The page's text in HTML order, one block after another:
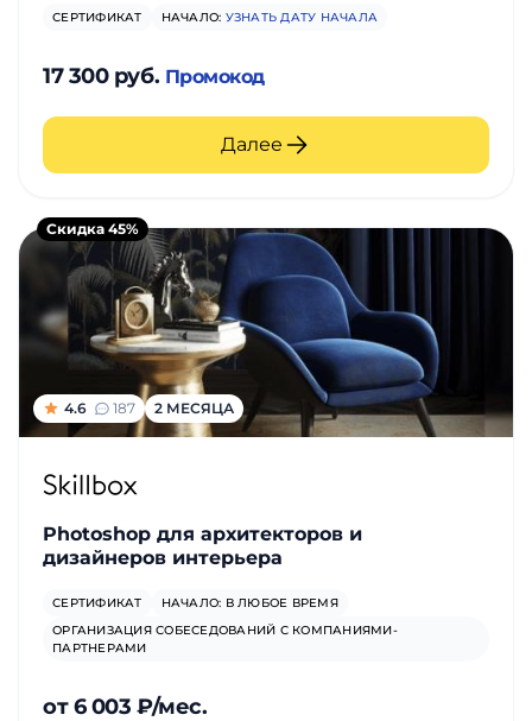
СЕРТИФИКАТ НАЧАЛО: УЗНАТЬ ДАТУ НАЧАЛА
17 300 руб. Промокод
Далее
4.6 187 2 МЕСЯЦА
Photoshop для архитекторов и
дизайнеров интерьера
СЕРТИФИКАТ
НАЧАЛО: В ЛЮБОЕ ВРЕМЯ
ОРГАНИЗАЦИЯ СОБЕСЕДОВАНИЙ С КОМПАНИЯМИ-
ПАРТНЕРАМИ
от 6 003 ₽/мес.
Скидка 45%